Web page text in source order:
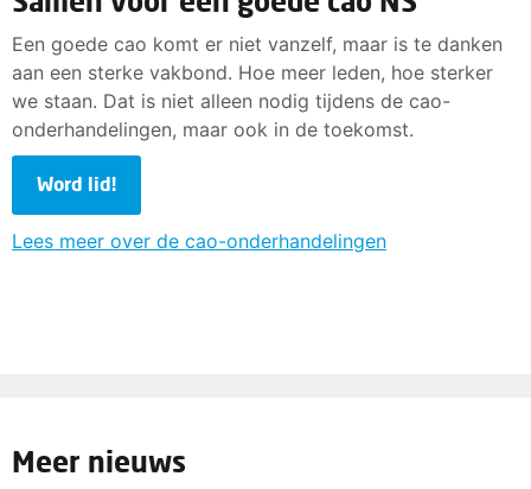
Een goede cao komt er niet vanzelf, maar is te danken
aan een sterke vakbond. Hoe meer leden, hoe sterker
we staan. Dat is niet alleen nodig tijdens de cao-
onderhandelingen, maar ook in de toekomst.
Word lid!
Lees meer over de cao-onderhandelingen
Meer nieuws